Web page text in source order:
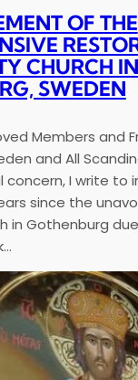
OF THE
CHURCH IN
SWEDEN
Members and
and All
concern, I write to
since the
in Gothenburg